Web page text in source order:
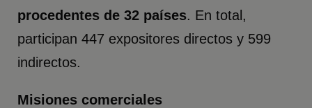
procedentes de 32 países. En total,
participan 447 expositores directos y 599
indirectos.
Misiones comerciales